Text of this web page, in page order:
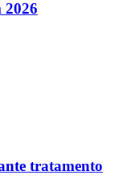
2026
tratamento